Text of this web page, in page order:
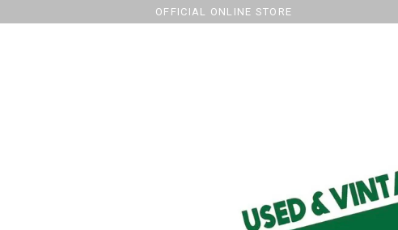
OFFICIAL ONLINE STORE